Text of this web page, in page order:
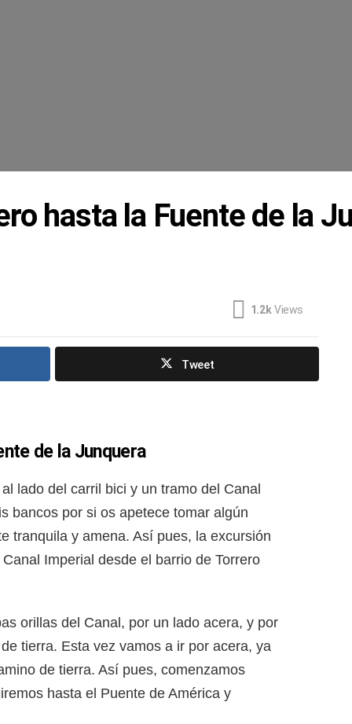
hasta la Fuente de la
1.2k Views
Tweet
de la Junquera
lado del carril bici y un tramo del Canal
bancos por si os apetece tomar algún
tranquila y amena. Así pues, la excursión
Imperial desde el barrio de Torrero
orillas del Canal, por un lado acera, y por
tierra. Esta vez vamos a ir por acera, ya
de tierra. Así pues, comenzamos
hasta el Puente de América y